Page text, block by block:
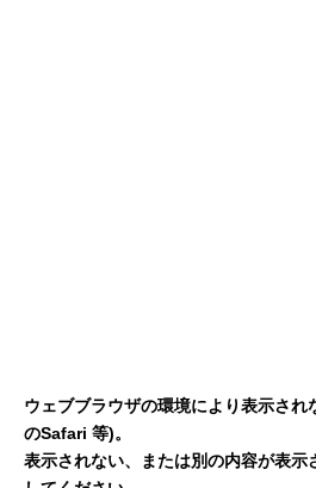
ウェブブラウザの環境により表示され
のSafari 等)。
表示されない、または別の内容が表示